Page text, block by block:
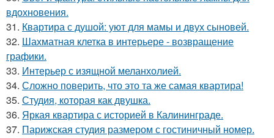
вдохновения.
31. Квартира с душой: уют для мамы и двух сыновей.
32. Шахматная клетка в интерьере - возвращение
графики.
33. Интерьер с изящной меланхолией.
34. Сложно поверить, что это та же самая квартира!
35. Студия, которая как двушка.
36. Яркая квартира с историей в Калининграде.
37. Парижская студия размером с гостиничный номер.